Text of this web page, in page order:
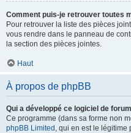
Comment puis-je retrouver toutes
Pour retrouver la liste des pièces
vous rendre dans le panneau de
la section des pièces jointes.
Haut
À propos de phpBB
Qui a développé ce logiciel de
Ce programme (dans sa forme non
phpBB Limited , qui en est le légitime